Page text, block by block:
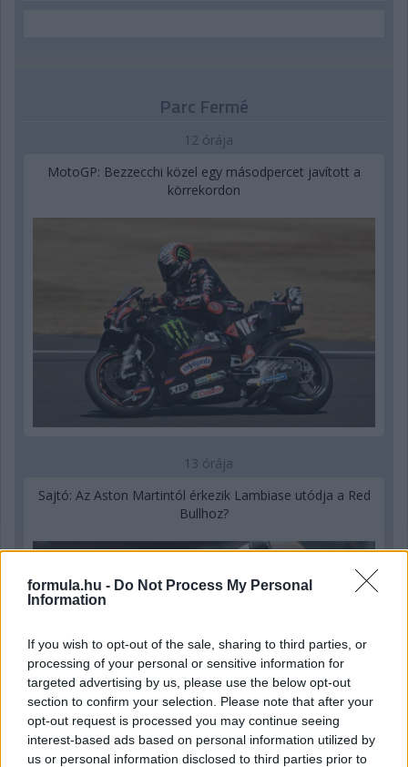
formula.hu - Do Not Process My Personal
Information
If you wish to opt-out of the sale, sharing to third parties, or
processing of your personal or sensitive information for
targeted advertising by us, please use the below opt-out
section to confirm your selection. Please note that after your
opt-out request is processed you may continue seeing
interest-based ads based on personal information utilized by
us or personal information disclosed to third parties prior to
Parc Fermé
12 órája
MotoGP: Bezzecchi közel egy másodpercet javított a
körrekordon
13 órája
Sajtó: Az Aston Martintól érkezik Lambiase utódja a Red
Bullhoz?